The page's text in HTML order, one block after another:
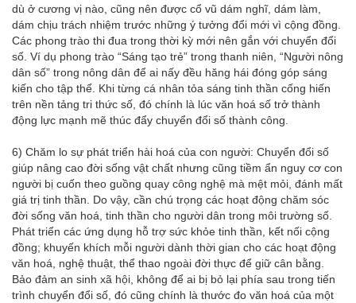
dù ở cương vị nào, cũng nên được cổ vũ dám nghĩ, dám làm,
dám chịu trách nhiệm trước những ý tưởng đổi mới vì cộng đồng.
Các phong trào thi đua trong thời kỳ mới nên gắn với chuyển đổi
số. Ví dụ phong trào “Sáng tạo trẻ” trong thanh niên, “Người nông
dân số” trong nông dân để ai nấy đều hăng hái đóng góp sáng
kiến cho tập thể. Khi từng cá nhân tỏa sáng tinh thần cống hiến
trên nền tảng tri thức số, đó chính là lúc văn hoá số trở thành
động lực mạnh mẽ thúc đẩy chuyển đổi số thành công.
6) Chăm lo sự phát triển hài hoá của con người: Chuyển đổi số
giúp nâng cao đời sống vật chất nhưng cũng tiềm ẩn nguy cơ con
người bị cuốn theo guồng quay công nghệ mà mệt mỏi, đánh mất
giá trị tinh thần. Do vậy, cần chú trọng các hoạt động chăm sóc
đời sống văn hoá, tinh thần cho người dân trong môi trường số.
Phát triển các ứng dụng hỗ trợ sức khỏe tinh thần, kết nối cộng
đồng; khuyến khích mỗi người dành thời gian cho các hoạt động
văn hoá, nghệ thuật, thể thao ngoài đời thực để giữ cân bằng.
Bảo đảm an sinh xã hội, không để ai bị bỏ lại phía sau trong tiến
trình chuyển đổi số, đó cũng chính là thước đo văn hoá của một